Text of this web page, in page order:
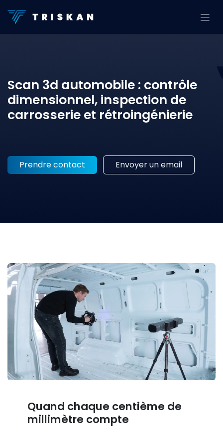
Scan 3d automobile : contrôle
dimensionnel, inspection de
carrosserie et rétroingénierie
Prendre contact Envoyer un email
Quand chaque centième de
millimètre compte